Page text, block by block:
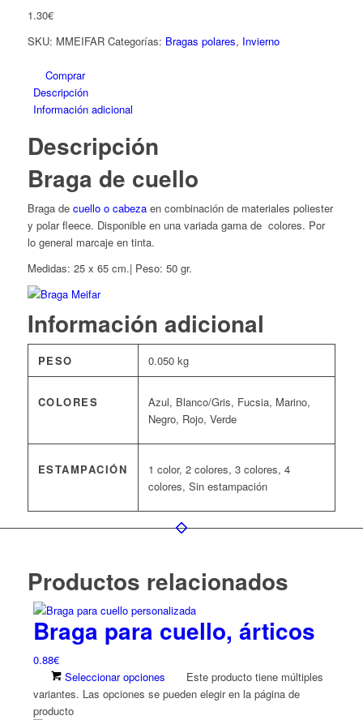
1.30€
SKU: MMEIFAR Categorías: Bragas polares, Invierno
Comprar
Descripción
Información adicional
Descripción
Braga de cuello
Braga de cuello o cabezaen combinación de materiales poliester
y polar fleece. Disponible en una variada gama de colores. Por
lo general marcaje en tinta.
Medidas: 25 x 65 cm.| Peso: 50 gr.
Información adicional
PESO 0.050 kg
COLORES
Azul, Blanco/Gris, Fucsia, Marino,
Negro, Rojo, Verde
ESTAMPACIÓN
1 color, 2 colores, 3 colores, 4
colores, Sin estampación
Productos relacionados
Braga para cuello, árticos
0.88€
Seleccionar opciones
Este producto tiene múltiples
variantes. Las opciones se pueden elegir en la página de
producto